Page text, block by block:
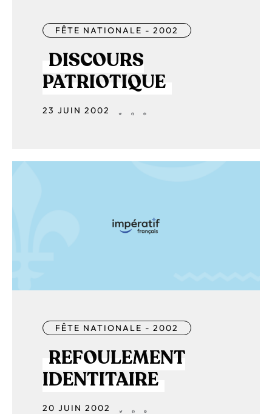
FÊTE NATIONALE - 2002
DISCOURS
PATRIOTIQUE
23 JUIN 2002
FÊTE NATIONALE - 2002
REFOULEMENT
IDENTITAIRE
20 JUIN 2002